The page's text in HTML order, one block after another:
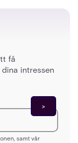
få
intressen
samt vår